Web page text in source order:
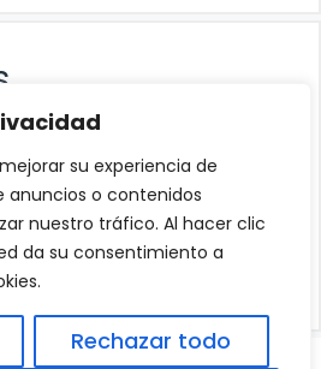
su experiencia de
anuncios o contenidos
nuestro tráfico. Al hacer clic
da su consentimiento a
Rechazar todo